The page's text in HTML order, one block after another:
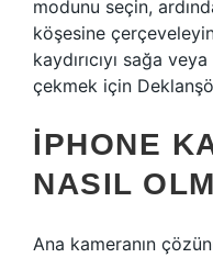
modunu seçin,
köşesine
kaydırıcıyı sağa
çekmek için
IPHONE
NASIL
Ana kameranın